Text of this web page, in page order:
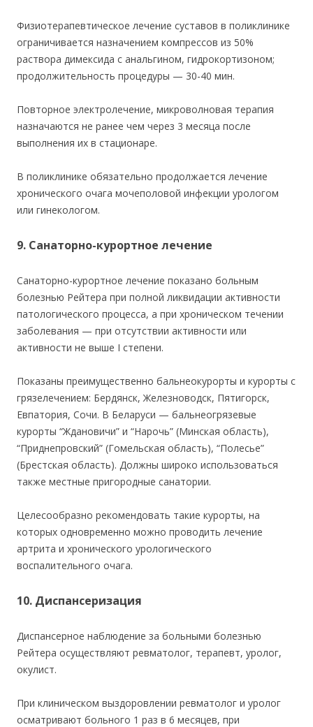
Физиотерапевтическое лечение суставов в поликлинике
ограничивается назначением компрессов из 50%
раствора димексида с анальгином, гидрокортизоном;
продолжительность процедуры — 30-40 мин.
Повторное электролечение, микроволновая терапия
назначаются не ранее чем через 3 месяца после
выполнения их в стационаре.
В поликлинике обязательно продолжается лечение
хронического очага мочеполовой инфекции урологом
или гинекологом.
9. Санаторно-курортное лечение
Санаторно-курортное лечение показано больным
болезнью Рейтера при полной ликвидации активности
патологического процесса, а при хроническом течении
заболевания — при отсутствии активности или
активности не выше I степени.
Показаны преимущественно бальнеокурорты и курорты с
грязелечением: Бердянск, Железноводск, Пятигорск,
Евпатория, Сочи. В Беларуси — бальнеогрязевые
курорты “Ждановичи” и “Нарочь” (Минская область),
“Приднепровский” (Гомельская область), “Полесье”
(Брестская область). Должны широко использоваться
также местные пригородные санатории.
Целесообразно рекомендовать такие курорты, на
которых одновременно можно проводить лечение
артрита и хронического урологического
воспалительного очага.
10. Диспансеризация
Диспансерное наблюдение за больными болезнью
Рейтера осуществляют ревматолог, терапевт, уролог,
окулист.
При клиническом выздоровлении ревматолог и уролог
осматривают больного 1 раз в 6 месяцев, при